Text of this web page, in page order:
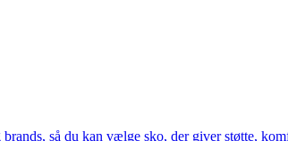
så du kan vælge sko, der giver støtte,